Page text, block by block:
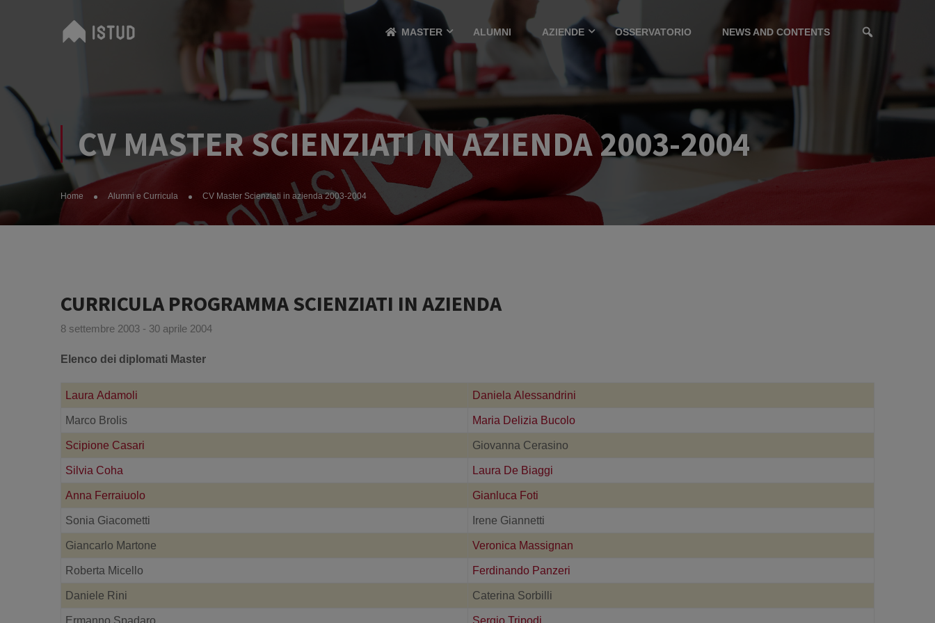
MASTER ALUMNI AZIENDE OSSERVATORIO NEWS AND CONTENTS
CV MASTER SCIENZIATI IN AZIENDA 2003-2004
Home Alumni e Curricula CV Master Scienziati in azienda 2003-2004
CURRICULA PROGRAMMA SCIENZIATI IN AZIENDA
8 settembre 2003 - 30 aprile 2004
Elenco dei diplomati Master
Laura Adamoli Daniela Alessandrini
Marco Brolis Maria Delizia Bucolo
Scipione Casari Giovanna Cerasino
Silvia Coha Laura De Biaggi
Anna Ferraiuolo Gianluca Foti
Sonia Giacometti Irene Giannetti
Giancarlo Martone Veronica Massignan
Roberta Micello Ferdinando Panzeri
Daniele Rini Caterina Sorbilli
Ermanno Spadaro Sergio Tripodi